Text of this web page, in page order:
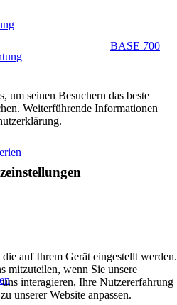
BASE 700
um seinen Besuchern das beste
Weiterführende Informationen
auf Ihrem Gerät eingestellt werden.
mitzuteilen, wenn Sie unsere
interagieren, Ihre Nutzererfahrung
unserer Website anpassen.